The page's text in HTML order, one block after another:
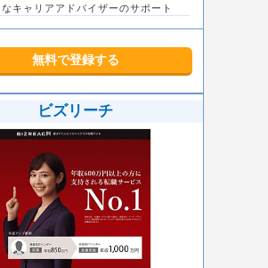
キャリアアドバイザーのサポート
無料で登録する
ビズリーチ